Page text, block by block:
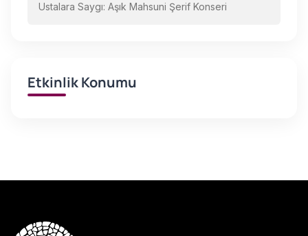
Ustalara Saygı: Aşık Mahsuni Şerif Konseri
Etkinlik Konumu